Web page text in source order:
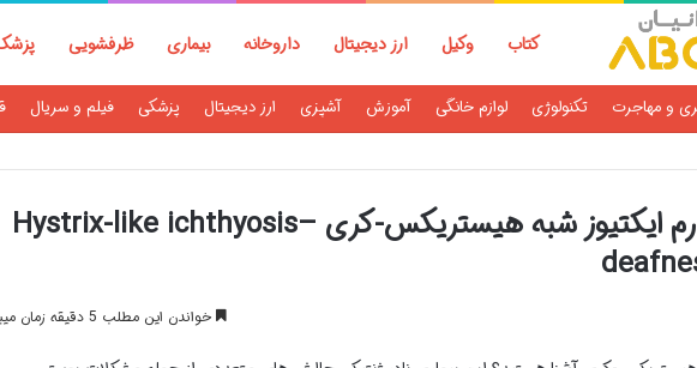
کتاب وکیل ارز دیجیتال داروخانه بیماری ظرفشویی
و مهاجرت تکنولوژی لوازم خانگی آموزش آشپزی ارز دیجیتال پزشکی فیلم و سریال
آشنایی با سندرم ایکتیوز شبه هیستریکس-کری Hystrix-like ichthyosis–
خواندن این مطلب 5 دقیقه زمان میبرد